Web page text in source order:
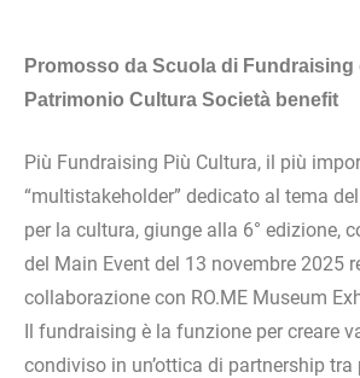
Promosso da Scuola di Fundraising
Patrimonio Cultura Società benefit
Più Fundraising Più Cultura, il più
“multistakeholder” dedicato al tema
per la cultura, giunge alla 6° edizione,
del Main Event del 13 novembre 2025
collaborazione con RO.ME Museum
Il fundraising è la funzione per creare
condiviso in un’ottica di partnership